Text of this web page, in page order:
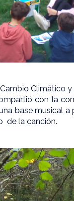
Climático
con la
base musical
de la canción.